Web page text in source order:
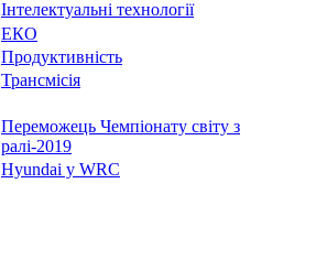
Інтелектуальні технології
ЕКО
Продуктивність
Трансмісія
Переможець Чемпіонату світу з
ралі-2019
Hyundai у WRC